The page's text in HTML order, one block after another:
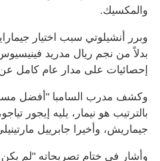
والمكسيك.
وبرر أنشيلوتي سبب اختيار
بدلاً من نجم ريال مدريد فينيسيوس
إحصائيات على مدار عام كامل عن
وكشف مدرب السامبا "أفضل
بالترتيب هو نيمار، يليه إيجور
جيماريش، وأخيرا جابرييل
وأشار في ختام تصريحاته "لم يكن